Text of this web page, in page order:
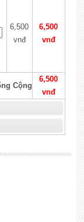
6,500
vnđ
6,500
vnđ
Cộng
6,500
vnđ